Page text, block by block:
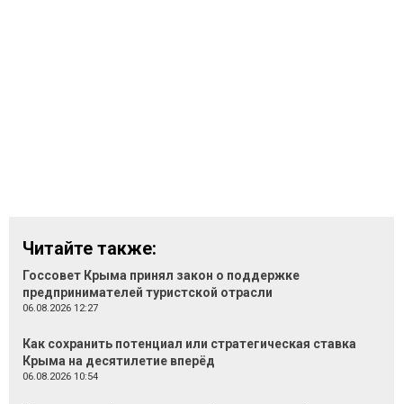
Читайте также:
Госсовет Крыма принял закон о поддержке
предпринимателей туристской отрасли
06.08.2026 12:27
Как сохранить потенциал или стратегическая ставка
Крыма на десятилетие вперёд
06.08.2026 10:54